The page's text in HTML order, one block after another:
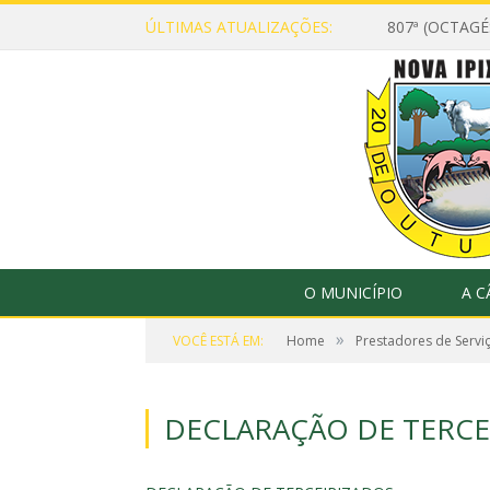
ÚLTIMAS ATUALIZAÇÕES: 807ª
O MUNICÍPIO A
VOCÊ ESTÁ EM: Home » Prestadores de
DECLARAÇÃO DE